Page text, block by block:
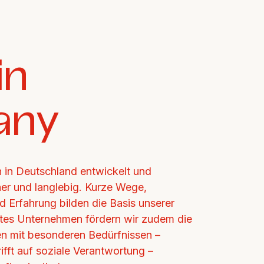
in Deutschland entwickelt und
und langlebig. Kurze Wege,
Erfahrung bilden die Basis unserer
Unternehmen fördern wir zudem die
mit besonderen Bedürfnissen –
auf soziale Verantwortung –